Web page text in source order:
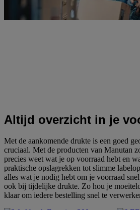
Altijd overzicht in je
Met de aankomende drukte is een goed
cruciaal. Met de producten van Manutan
precies weet wat je op voorraad hebt en
praktische opslagrekken tot slimme
alles wat je nodig hebt om je voorraad
ook bij tijdelijke drukte. Zo hou je
klaar om iedere bestelling snel te